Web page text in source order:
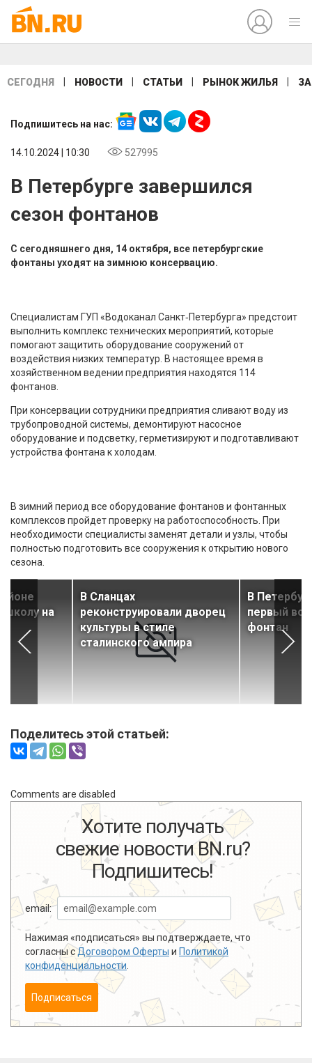
СЕГОДНЯ НОВОСТИ СТАТЬИ РЫНОК ЖИЛЬЯ
Подпишитесь на нас:
14.10.2024 | 10:30 527995
В Петербурге завершился
сезон фонтанов
С сегодняшнего дня, 14 октября, все петербургские
фонтаны уходят на зимнюю консервацию.
Специалистам ГУП «Водоканал Санкт‑Петербурга» предстоит
выполнить комплекс технических мероприятий, которые
помогают защитить оборудование сооружений от
воздействия низких температур. В настоящее время в
хозяйственном ведении предприятия находятся 114
фонтанов.
При консервации сотрудники предприятия сливают воду из
трубопроводной системы, демонтируют насосное
оборудование и подсветку, герметизируют и подготавливают
устройства фонтана к холодам.
В зимний период все оборудование фонтанов и фонтанных
комплексов пройдет проверку на работоспособность. При
необходимости специалисты заменят детали и узлы, чтобы
полностью подготовить все сооружения к открытию нового
сезона.
школу на
В Сланцах
реконструировали дворец
культуры в стиле
сталинского ампира
В
первый
фонтан
Поделитесь этой статьей:
Comments are disabled
Хотите получать
свежие новости BN.ru?
Подпишитесь!
email:
Нажимая «подписаться» вы подтверждаете, что
согласны сДоговором Оферты и Политикой
конфиденциальности
Подписаться